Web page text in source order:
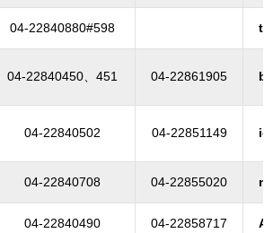
04-22840880#598
04-22840450、451 04-22861905
04-22840502 04-22851149
04-22840708 04-22855020
04-22840490 04-22858717